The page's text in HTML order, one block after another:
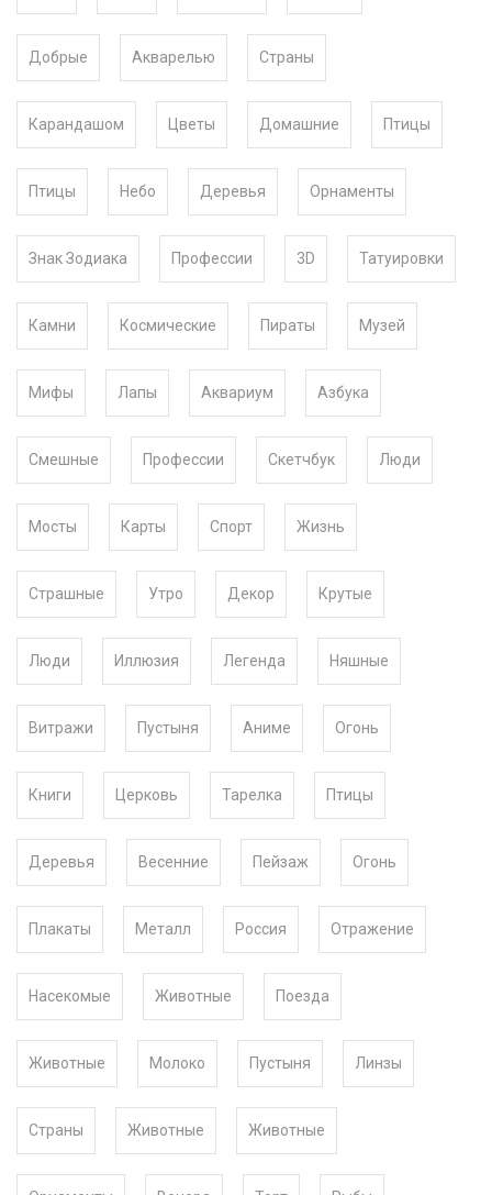
Добрые Акварелью Страны
Карандашом Цветы Домашние Птицы
Птицы Небо Деревья Орнаменты
Знак Зодиака Профессии 3D Татуировки
Камни Космические Пираты Музей
Мифы Лапы Аквариум Азбука
Смешные Профессии Скетчбук Люди
Мосты Карты Спорт Жизнь
Страшные Утро Декор Крутые
Люди Иллюзия Легенда Няшные
Витражи Пустыня Аниме Огонь
Книги Церковь Тарелка Птицы
Деревья Весенние Пейзаж Огонь
Плакаты Металл Россия Отражение
Насекомые Животные Поезда
Животные Молоко Пустыня Линзы
Страны Животные Животные